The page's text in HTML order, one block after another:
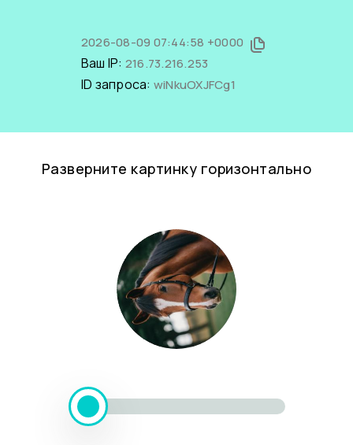
2026-08-09 07:44:58 +0000
Ваш IP: 216.73.216.253
ID запроса: wiNkuOXJFCg1
Разверните картинку горизонтально